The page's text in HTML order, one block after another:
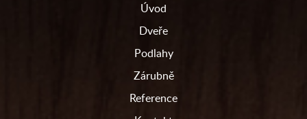
Úvod
Dveře
Podlahy
Zárubně
Reference